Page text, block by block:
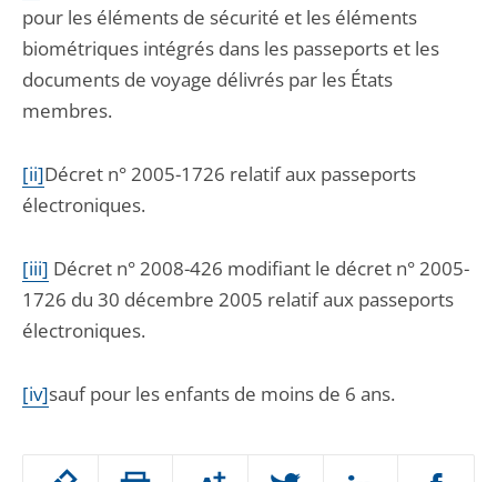
Passer
pour les éléments de sécurité et les éléments
biométriques intégrés dans les passeports et les
documents de voyage délivrés par les États
membres.
[ii]Décret n° 2005-1726 relatif aux passeports
électroniques.
[iii] Décret n° 2008-426 modifiant le décret n° 2005-
1726 du 30 décembre 2005 relatif aux passeports
électroniques.
[iv]sauf pour les enfants de moins de 6 ans.